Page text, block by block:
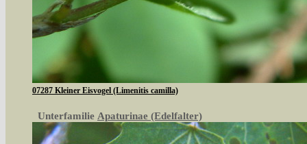
07287 Kleiner Eisvogel (Limenitis camilla)
Unterfamilie Apaturinae (Edelfalter)